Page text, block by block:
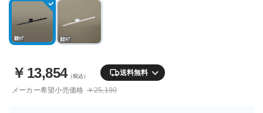
￥ 13,854（税込） 送料無料
メーカー希望小売価格 ￥25,190